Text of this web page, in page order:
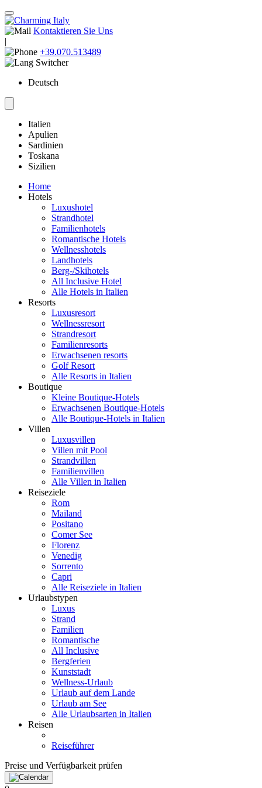
Kontaktieren Sie Uns
|
+39.070.513489
Deutsch
Italien
Apulien
Sardinien
Toskana
Sizilien
Home
Hotels
Luxushotel
Strandhotel
Familienhotels
Romantische Hotels
Wellnesshotels
Landhotels
Berg-/Skihotels
All Inclusive Hotel
Alle Hotels in Italien
Resorts
Luxusresort
Wellnessresort
Strandresort
Familienresorts
Erwachsenen resorts
Golf Resort
Alle Resorts in Italien
Boutique
Kleine Boutique-Hotels
Erwachsenen Boutique-Hotels
Alle Boutique-Hotels in Italien
Villen
Luxusvillen
Villen mit Pool
Strandvillen
Familienvillen
Alle Villen in Italien
Reiseziele
Rom
Mailand
Positano
Comer See
Florenz
Venedig
Sorrento
Capri
Alle Reiseziele in Italien
Urlaubstypen
Luxus
Strand
Familien
Romantische
All Inclusive
Bergferien
Kunststadt
Wellness-Urlaub
Urlaub auf dem Lande
Urlaub am See
Alle Urlaubsarten in Italien
Reisen
Reiseführer
Preise und Verfügbarkeit prüfen